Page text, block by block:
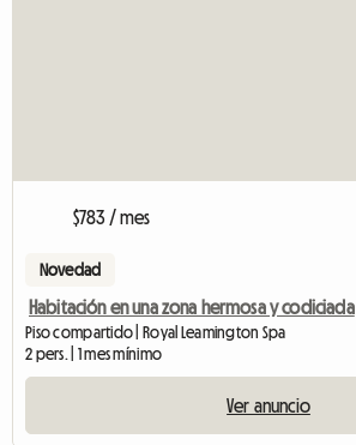
$783 / mes
Novedad
Habitación en una zona hermosa y codiciada
Piso compartido | Royal Leamington Spa
2 pers. | 1 mes mínimo
Ver anuncio